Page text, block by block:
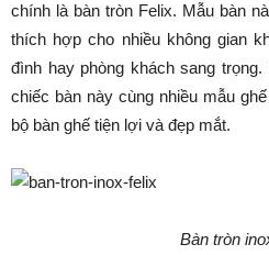
chính là bàn tròn Felix. Mẫu bàn
thích hợp cho nhiều không gian
đình hay phòng khách sang
chiếc bàn này cùng nhiều mẫu
bộ bàn ghế tiện lợi và đẹp mắt.
Bàn tròn